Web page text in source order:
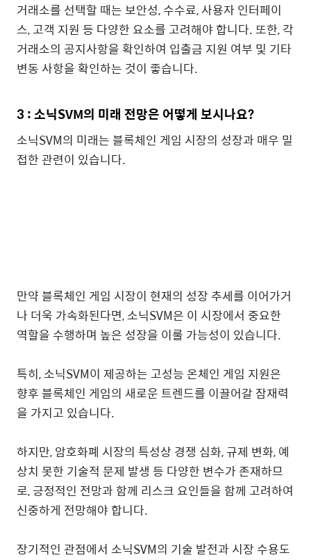
거래소를 선택할 때는 보안성, 수수료, 사용자 인터페이
스, 고객 지원 등 다양한 요소를 고려해야 합니다. 또한, 각
거래소의 공지사항을 확인하여 입출금 지원 여부 및 기타
변동 사항을 확인하는 것이 좋습니다.
3 : 소닉SVM의 미래 전망은 어떻게 보시나요?
소닉SVM의 미래는 블록체인 게임 시장의 성장과 매우 밀
접한 관련이 있습니다.
만약 블록체인 게임 시장이 현재의 성장 추세를 이어가거
나 더욱 가속화된다면, 소닉SVM은 이 시장에서 중요한
역할을 수행하며 높은 성장을 이룰 가능성이 있습니다.
특히, 소닉SVM이 제공하는 고성능 온체인 게임 지원은
향후 블록체인 게임의 새로운 트렌드를 이끌어갈 잠재력
을 가지고 있습니다.
하지만, 암호화폐 시장의 특성상 경쟁 심화, 규제 변화, 예
상치 못한 기술적 문제 발생 등 다양한 변수가 존재하므
로, 긍정적인 전망과 함께 리스크 요인들을 함께 고려하여
신중하게 전망해야 합니다.
장기적인 관점에서 소닉SVM의 기술 발전과 시장 수용도